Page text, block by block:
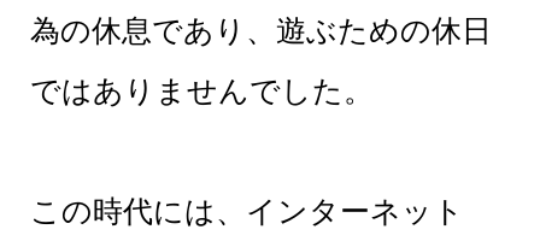
為の休息であり、遊ぶための休日
ではありませんでした。
この時代には、インターネット